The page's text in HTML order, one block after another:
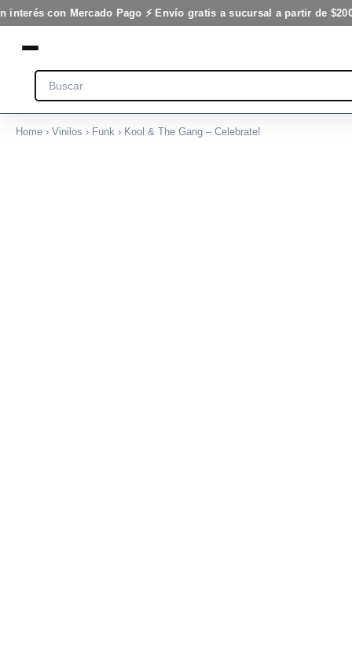
interés con Mercado Pago ⚡ Envío gratis a sucursal a partir de
Ir
al
contenido
Search
Home › Vinilos › Funk › Kool & The Gang – Celebrate!
Celebrate!